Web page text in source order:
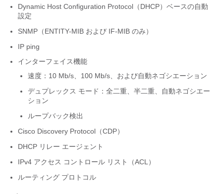
Dynamic Host Configuration Protocol（DHCP）ベースの自動
設定
SNMP（ENTITY-MIB および IF-MIB のみ）
IP ping
インターフェイス機能
速度：10 Mb/s、100 Mb/s、および自動ネゴシエーション
デュプレックス モード：全二重、半二重、自動ネゴシエー
ション
ループバック検出
Cisco Discovery Protocol（CDP）
DHCP リレー エージェント
IPv4 アクセス コントロール リスト（ACL）
ルーティング プロトコル